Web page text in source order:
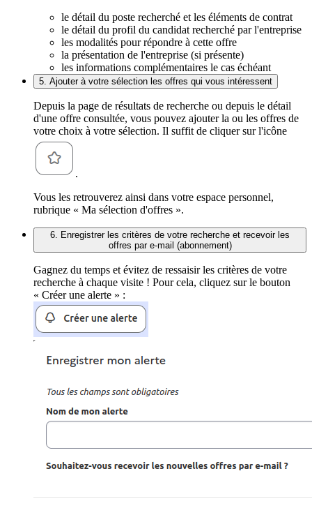
le détail du poste recherché et les éléments de contrat
le détail du profil du candidat recherché par l'entreprise
les modalités pour répondre à cette offre
la présentation de l'entreprise (si présente)
les informations complémentaires le cas échéant
5. Ajouter à votre sélection les offres qui vous intéressent
Depuis la page de résultats de recherche ou depuis le détail
d'une offre consultée, vous pouvez ajouter la ou les offres de
votre choix à votre sélection. Il suffit de cliquer sur l'icône
.
Vous les retrouverez ainsi dans votre espace personnel,
rubrique « Ma sélection d'offres ».
6. Enregistrer les critères de votre recherche et recevoir les
offres par e-mail (abonnement)
Gagnez du temps et évitez de ressaisir les critères de votre
recherche à chaque visite ! Pour cela, cliquez sur le bouton
« Créer une alerte » :